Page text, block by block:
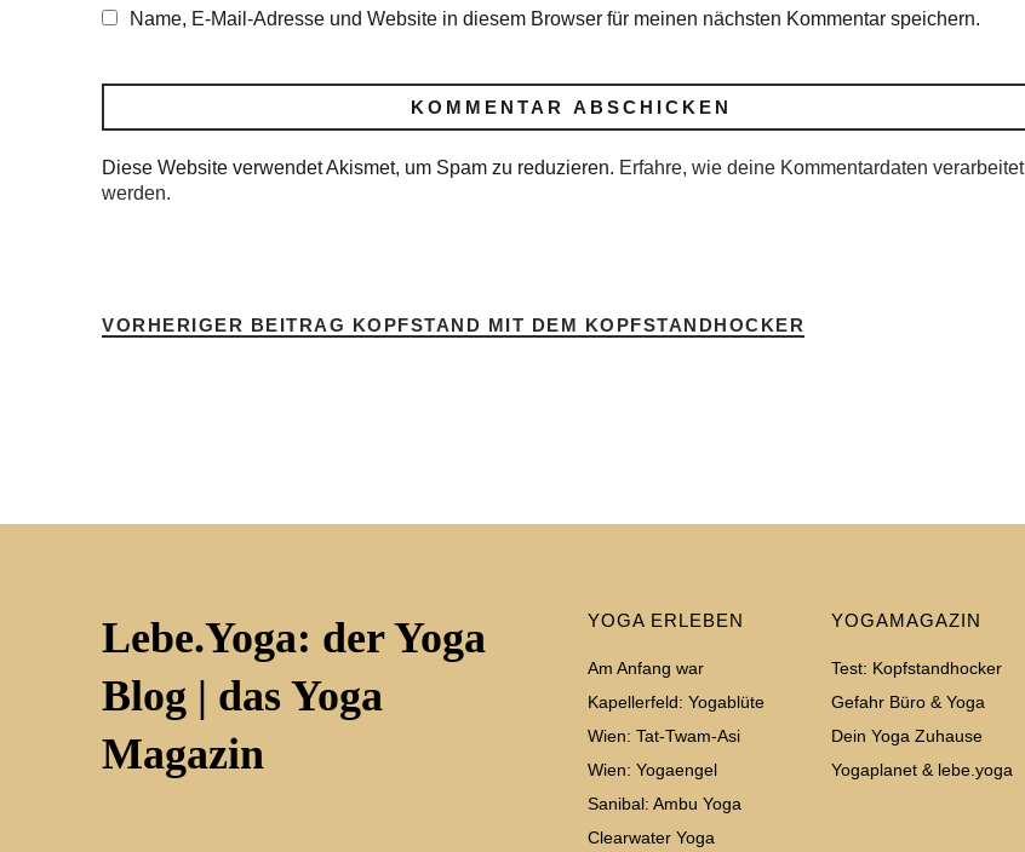
Name, E-Mail-Adresse und Website in diesem Browser für meinen nächsten Kommentar speichern.
Diese Website verwendet Akismet, um Spam zu reduzieren. Erfahre, wie deine Kommentardaten verarbeitet
werden.
VORHERIGER BEITRAG KOPFSTAND MIT DEM KOPFSTANDHOCKER
Lebe.Yoga: der Yoga
Blog | das Yoga
Magazin
YOGA ERLEBEN
Am Anfang war
Kapellerfeld: Yogablüte
Wien: Tat-Twam-Asi
Wien: Yogaengel
Sanibal: Ambu Yoga
Clearwater Yoga
YOGAMAGAZIN
Test: Kopfstandhocker
Gefahr Büro & Yoga
Dein Yoga Zuhause
Yogaplanet & lebe.yoga